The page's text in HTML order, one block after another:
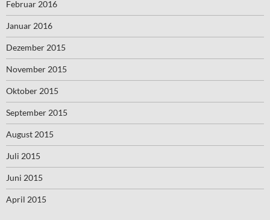
Februar 2016
Januar 2016
Dezember 2015
November 2015
Oktober 2015
September 2015
August 2015
Juli 2015
Juni 2015
April 2015